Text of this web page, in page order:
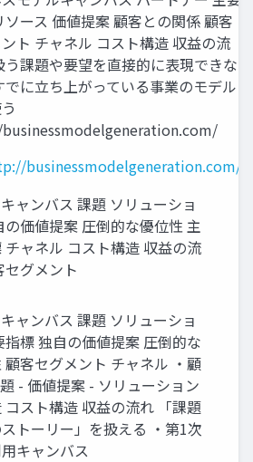
ソース 価値提案 顧客との関係 顧客
ト チャネル コスト構造 収益の流
う課題や要望を直接的に表現できな
でに⽴ち上がっている事業のモデル
businessmodelgeneration.com/
ャンバス 課題 ソリューショ
の価値提案 圧倒的な優位性 主
チャネル コスト構造 収益の流
セグメント
ャンバス 課題 ソリューショ
指標 独⾃の価値提案 圧倒的な
顧客セグメント チャネル ・顧
- 価値提案 - ソリューション
コスト構造 収益の流れ 「課題
トーリー」を扱える ・第1次
キャンバス